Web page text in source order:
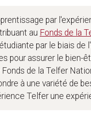
par
au Fonds de la
par le biais de
pour assurer le bien-
de la Telfer
à une variété de
Telfer une